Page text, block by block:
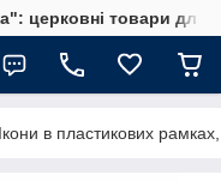
церковні товари для
Ікони в пластикових